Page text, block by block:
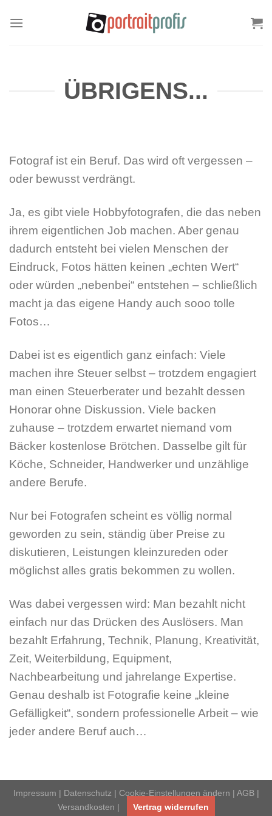
Inhalt
ÜBRIGENS...
Fotograf ist ein Beruf. Das wird oft vergessen –
oder bewusst verdrängt.
Ja, es gibt viele Hobbyfotografen, die das neben
ihrem eigentlichen Job machen. Aber genau
dadurch entsteht bei vielen Menschen der
Eindruck, Fotos hätten keinen „echten Wert“
oder würden „nebenbei“ entstehen – schließlich
macht ja das eigene Handy auch sooo tolle
Fotos…
Dabei ist es eigentlich ganz einfach: Viele
machen ihre Steuer selbst – trotzdem engagiert
man einen Steuerberater und bezahlt dessen
Honorar ohne Diskussion. Viele backen
zuhause – trotzdem erwartet niemand vom
Bäcker kostenlose Brötchen. Dasselbe gilt für
Köche, Schneider, Handwerker und unzählige
andere Berufe.
Nur bei Fotografen scheint es völlig normal
geworden zu sein, ständig über Preise zu
diskutieren, Leistungen kleinzureden oder
möglichst alles gratis bekommen zu wollen.
Was dabei vergessen wird: Man bezahlt nicht
einfach nur das Drücken des Auslösers. Man
bezahlt Erfahrung, Technik, Planung, Kreativität,
Zeit, Weiterbildung, Equipment,
Nachbearbeitung und jahrelange Expertise.
Genau deshalb ist Fotografie keine „kleine
Gefälligkeit“, sondern professionelle Arbeit – wie
jeder andere Beruf auch…
Impressum | Datenschutz | Cookie-Einstellungen ändern | AGB|
Versandkosten | Vertrag widerrufen